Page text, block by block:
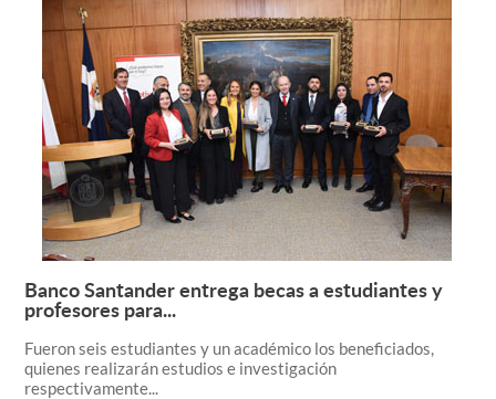
Leer más +
Banco Santander entrega becas a estudiantes y
profesores para...
Fueron seis estudiantes y un académico los beneficiados,
quienes realizarán estudios e investigación
respectivamente...